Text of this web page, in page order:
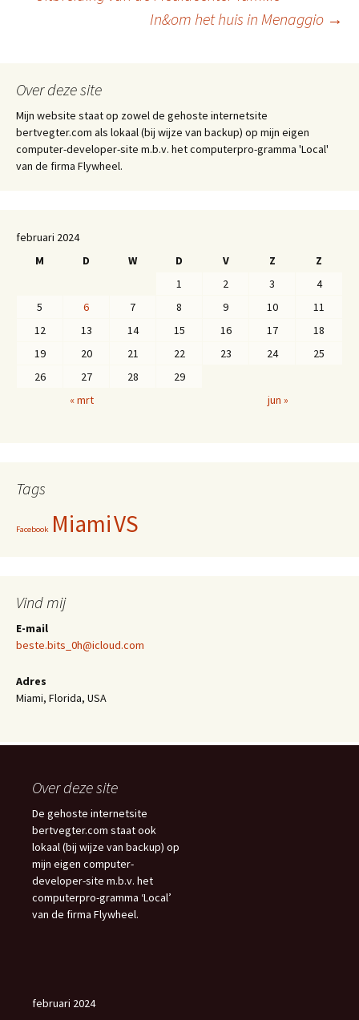
p ge
r
o
k
es
s
In&om het huis in Menaggio →
Over deze site
Mijn website staat op zowel de gehoste internetsite
bertvegter.com als lokaal (bij wijze van backup) op mijn eigen
computer-developer-site m.b.v. het computerpro-gramma 'Local'
van de firma Flywheel.
februari 2024
M
D W D V Z
Z
1
2 3
4
5
6 7 8 9 10
11
12
13 14 15 16 17
18
19
20 21 22 23 24
25
26
27 28
29
« mrt
jun »
Tags
Facebook MiamiVS
Vind mij
E-mail
beste.bits_0h@icloud.com
Adres
Miami, Florida, USA
Over deze site
De gehoste internetsite
bertvegter.com staat ook
lokaal (bij wijze van backup) op
mijn eigen computer-
developer-site m.b.v. het
computerpro-gramma ‘Local’
van de firma Flywheel.
februari 2024